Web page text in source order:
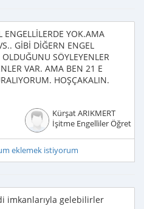
ENGELLİLERDE YOK.AMA
GİBİ DİĞERN ENGEL
SÖYLEYENLER
VAR. AMA BEN 21 E
HOŞÇAKALIN.
Kürşat ARIKMERT
İşitme Engelliler
eklemek istiyorum
imkanlarıyla gelebilirler